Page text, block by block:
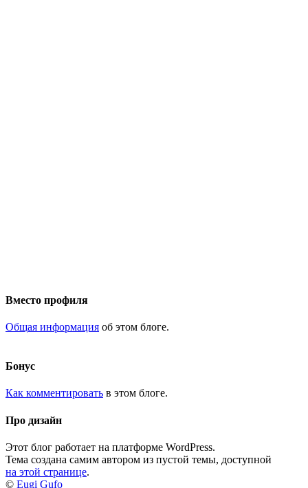
Вместо профиля
Общая информация об этом блоге.
Бонус
Как комментировать в этом блоге.
Про дизайн
Этот блог работает на платформе WordPress.
Тема создана самим автором из пустой темы, доступной
на этой странице.
© Eugi Gufo